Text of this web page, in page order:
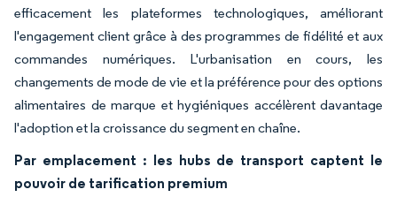
efficacement les plateformes technologiques, améliorant
l'engagement client grâce à des programmes de fidélité et aux
commandes numériques. L'urbanisation en cours, les
changements de mode de vie et la préférence pour des options
alimentaires de marque et hygiéniques accélèrent davantage
l'adoption et la croissance du segment en chaîne.
Par emplacement : les hubs de transport captent le
pouvoir de tarification premium